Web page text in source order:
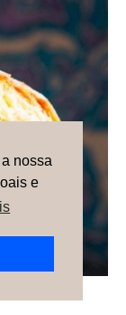
nossa
e